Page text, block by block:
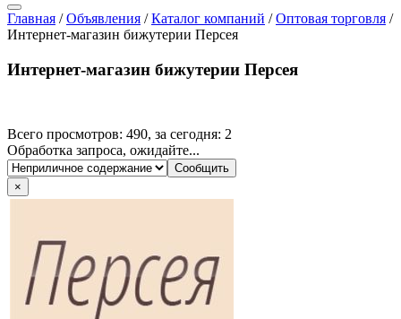
Главная / Объявления / Каталог компаний / Оптовая торговля /
Интернет-магазин бижутерии Персея
Интернет-магазин бижутерии Персея
Всего просмотров: 490, за сегодня: 2
Обработка запроса, ожидайте...
×